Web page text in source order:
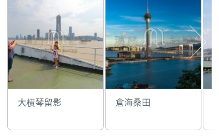
大横琴留影 倉海桑田